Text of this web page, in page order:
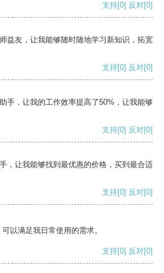
支持[0] 反对[0]
益友，让我能够随时随地学习新知识，拓宽
支持[0] 反对[0]
手，让我的工作效率提高了50%，让我能够
支持[0] 反对[0]
，让我能够找到最优惠的价格，买到最合适
支持[0] 反对[0]
以满足我日常使用的需求。
支持[0] 反对[0]